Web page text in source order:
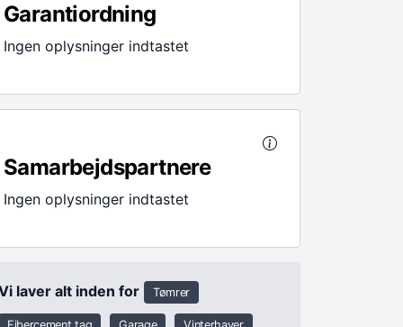
Garantiordning
Ingen oplysninger indtastet
Samarbejdspartnere
Ingen oplysninger indtastet
laver alt inden for Tømrer